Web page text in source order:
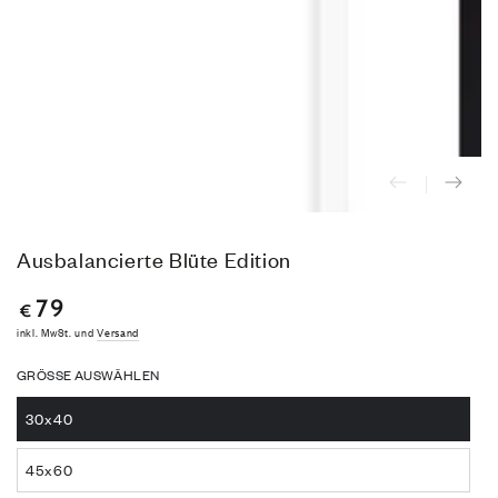
Ausbalancierte Blüte Edition
Regulärer
Preis
€ 79
inkl. MwSt. undVersand
GRÖSSE AUSWÄHLEN
30x40
Variante
ausverkauft
nicht
45x60
Variante
ausverkauft